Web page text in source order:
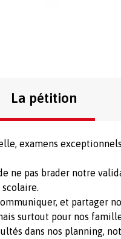
La pétition
examens
ne pas brader notre
et partager
surtout pour nos
dans nos planning,